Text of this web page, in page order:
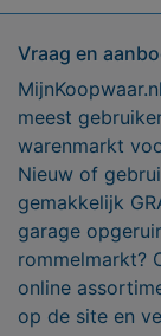
Vraag en
meest
warenmarkt
Nieuw of
gemakkelijk
garage
rommelmarkt?
online
op de site en